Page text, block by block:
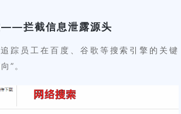
——拦截信息泄露源头
追踪员工在百度、谷歌等搜索引擎的关键
”。